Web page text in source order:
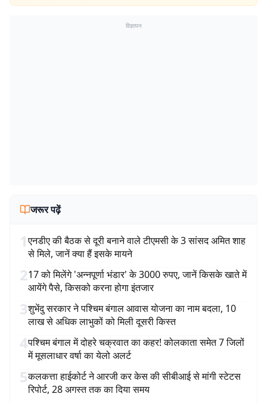
विज्ञापन
जरूर पढ़ें
1एनडीए की बैठक से दूरी बनाने वाले टीएमसी के 3 सांसद अमित शाह
से मिले, जानें क्या हैं इसके मायने
217 को मिलेंगे 'अन्नपूर्णा भंडार' के 3000 रुपए, जानें किसके खाते में
आयेंगे पैसे, किसको करना होगा इंतजार
3शुभेंदु सरकार ने पश्चिम बंगाल आवास योजना का नाम बदला, 10
लाख से अधिक लाभुकों को मिली दूसरी किस्त
4पश्चिम बंगाल में दोहरे चक्रवात का कहर! कोलकाता समेत 7 जिलों
में मूसलाधार वर्षा का येलो अलर्ट
5कलकत्ता हाईकोर्ट ने आरजी कर केस की सीबीआई से मांगी स्टेटस
रिपोर्ट, 28 अगस्त तक का दिया समय